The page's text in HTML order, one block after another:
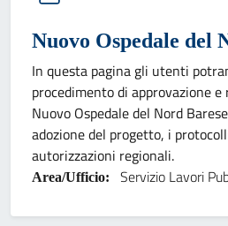
Nuovo Ospedale del
In questa pagina gli utenti
procedimento di approvazione e
Nuovo Ospedale del Nord
adozione del progetto, i
autorizzazioni regionali.
Area/Ufficio: Servizio Lavori